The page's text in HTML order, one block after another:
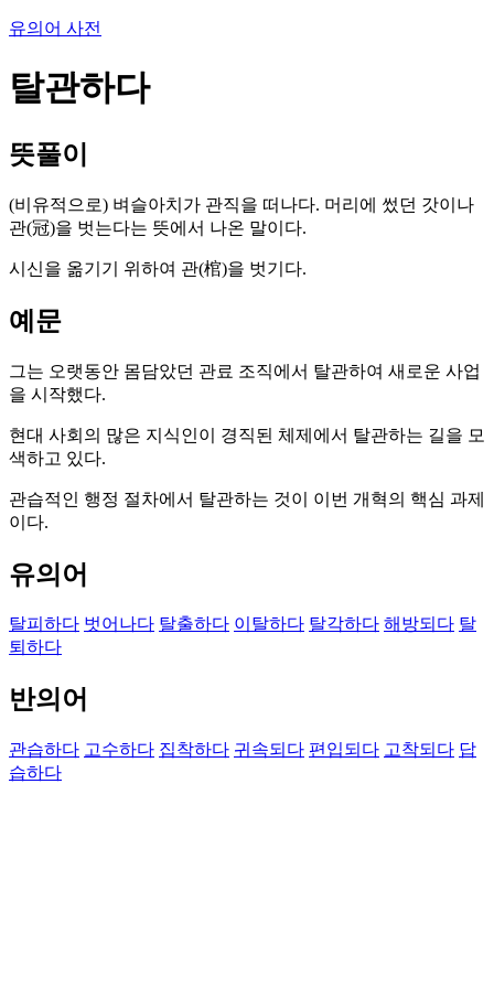
유의어 사전
탈관하다
뜻풀이
(비유적으로) 벼슬아치가 관직을 떠나다. 머리에 썼던 갓이나
관(冠)을 벗는다는 뜻에서 나온 말이다.
시신을 옮기기 위하여 관(棺)을 벗기다.
예문
그는 오랫동안 몸담았던 관료 조직에서 탈관하여 새로운 사업
을 시작했다.
현대 사회의 많은 지식인이 경직된 체제에서 탈관하는 길을 모
색하고 있다.
관습적인 행정 절차에서 탈관하는 것이 이번 개혁의 핵심 과제
이다.
유의어
탈피하다 벗어나다 탈출하다 이탈하다 탈각하다 해방되다 탈
퇴하다
반의어
관습하다 고수하다 집착하다 귀속되다 편입되다 고착되다 답
습하다